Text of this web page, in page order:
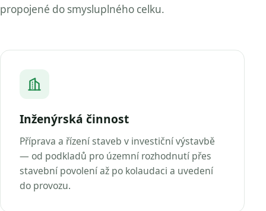
propojené do smysluplného celku.
Inženýrská činnost
Příprava a řízení staveb v investiční výstavbě
— od podkladů pro územní rozhodnutí přes
stavební povolení až po kolaudaci a uvedení
do provozu.